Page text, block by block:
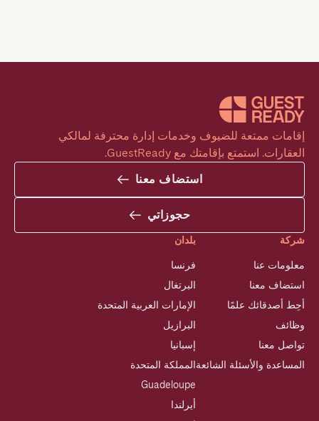
العقارات. استمتع بإقامتك مع GuestReady.
استضاف معنا
حجوزاتي
شركة
معلومات عنا
استضاف معنا
أحِط أصدقائك علمًا
وظائف
تواصل معنا
المساعدة والأسئلة الشائعة
بلدان
فرنسا
البرتغال
الإمارات العربية المتحدة
البرازيل
إسبانيا
المملكة المتحدة
Guadeloupe
أيرلندا